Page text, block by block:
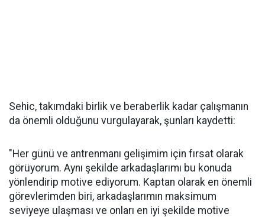
Sehic, takımdaki birlik ve beraberlik kadar çalışmanın
da önemli olduğunu vurgulayarak, şunları kaydetti:
"Her günü ve antrenmanı gelişimim için fırsat olarak
görüyorum. Aynı şekilde arkadaşlarımı bu konuda
yönlendirip motive ediyorum. Kaptan olarak en önemli
görevlerimden biri, arkadaşlarımın maksimum
seviyeye ulaşması ve onları en iyi şekilde motive